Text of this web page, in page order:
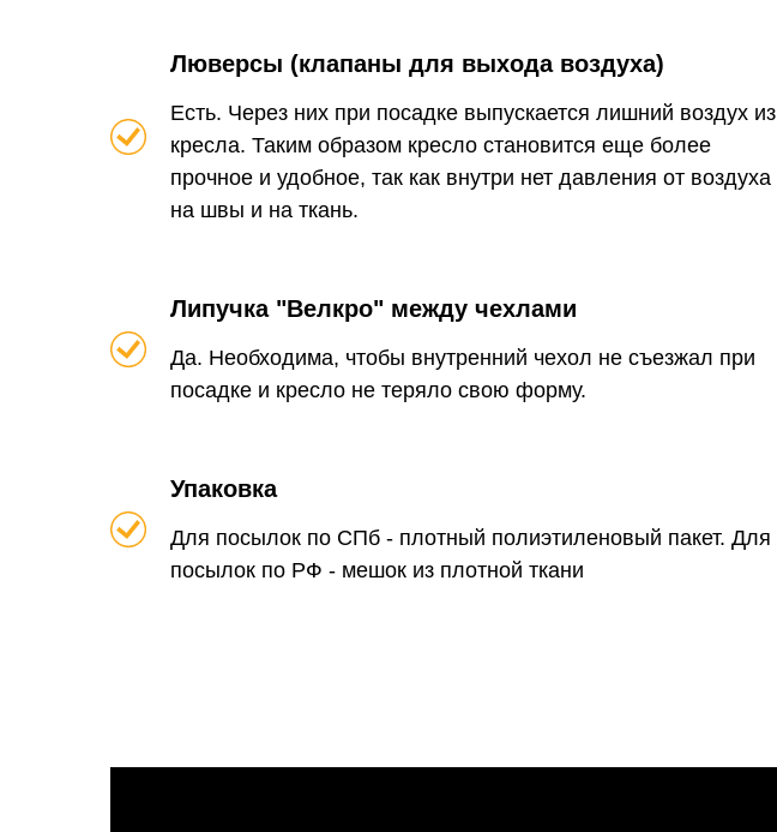
Люверсы (клапаны для выхода воздуха)
Есть. Через них при посадке выпускается лишний воздух из
кресла. Таким образом кресло становится еще более
прочное и удобное, так как внутри нет давления от воздуха
на швы и на ткань.
Липучка "Велкро" между чехлами
Да. Необходима, чтобы внутренний чехол не съезжал при
посадке и кресло не теряло свою форму.
Упаковка
Для посылок по СПб - плотный полиэтиленовый пакет. Для
посылок по РФ - мешок из плотной ткани